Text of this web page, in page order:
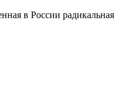
в России радикальная